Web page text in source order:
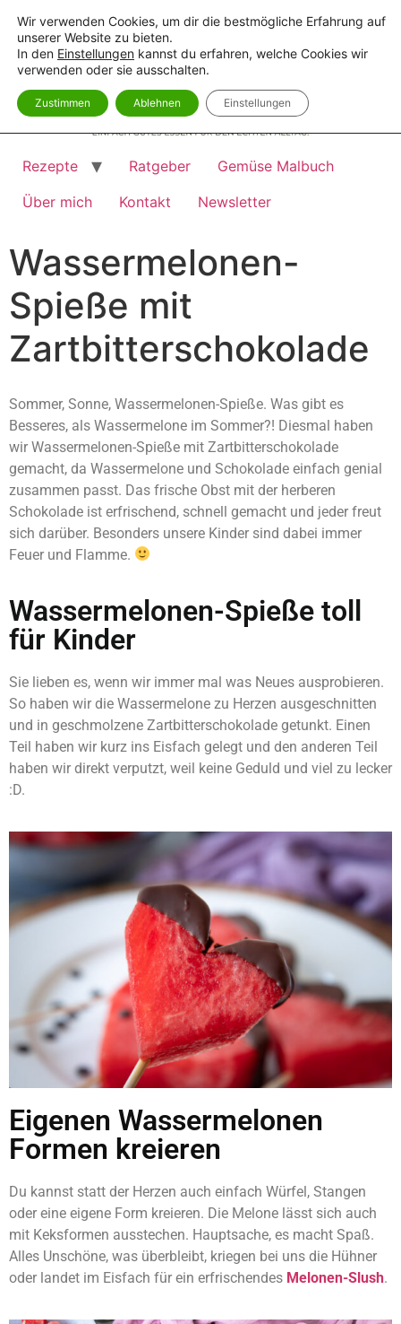
Rezepte Ratgeber
Gemüse Malbuch
Über mich
Kontakt Newsletter
Wassermelonen-
Spieße mit
Zartbitterschokolade
Sommer, Sonne, Wassermelonen-Spieße. Was gibt es
Besseres, als Wassermelone im Sommer?! Diesmal haben
wir Wassermelonen-Spieße mit Zartbitterschokolade
gemacht, da Wassermelone und Schokolade einfach genial
zusammen passt. Das frische Obst mit der herberen
Schokolade ist erfrischend, schnell gemacht und jeder freut
sich darüber. Besonders unsere Kinder sind dabei immer
Feuer und Flamme.
Wassermelonen-Spieße toll
für Kinder
Sie lieben es, wenn wir immer mal was Neues ausprobieren.
So haben wir die Wassermelone zu Herzen ausgeschnitten
und in geschmolzene Zartbitterschokolade getunkt. Einen
Teil haben wir kurz ins Eisfach gelegt und den anderen Teil
haben wir direkt verputzt, weil keine Geduld und viel zu lecker
:D.
Eigenen Wassermelonen
Formen kreieren
Du kannst statt der Herzen auch einfach Würfel, Stangen
oder eine eigene Form kreieren. Die Melone lässt sich auch
mit Keksformen ausstechen. Hauptsache, es macht Spaß.
Alles Unschöne, was überbleibt, kriegen bei uns die Hühner
oder landet im Eisfach für ein erfrischendes Melonen-Slush.
Wir verwenden Cookies, um dir die bestmögliche Erfahrung auf
unserer Website zu bieten.
In den Einstellungen kannst du erfahren, welche Cookies wir
verwenden oder sie ausschalten.
Zustimmen Ablehnen Einstellungen